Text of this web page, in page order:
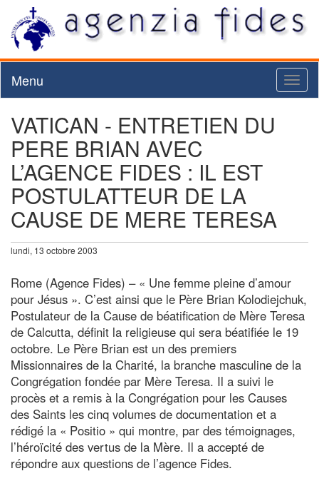
Menu
VATICAN - ENTRETIEN DU
PERE BRIAN AVEC
L’AGENCE FIDES : IL EST
POSTULATTEUR DE LA
CAUSE DE MERE TERESA
lundi, 13 octobre 2003
Rome (Agence Fides) – « Une femme pleine d’amour
pour Jésus ». C’est ainsi que le Père Brian Kolodiejchuk,
Postulateur de la Cause de béatification de Mère Teresa
de Calcutta, définit la religieuse qui sera béatifiée le 19
octobre. Le Père Brian est un des premiers
Missionnaires de la Charité, la branche masculine de la
Congrégation fondée par Mère Teresa. Il a suivi le
procès et a remis à la Congrégation pour les Causes
des Saints les cinq volumes de documentation et a
rédigé la « Positio » qui montre, par des témoignages,
l’héroïcité des vertus de la Mère. Il a accepté de
répondre aux questions de l’agence Fides.